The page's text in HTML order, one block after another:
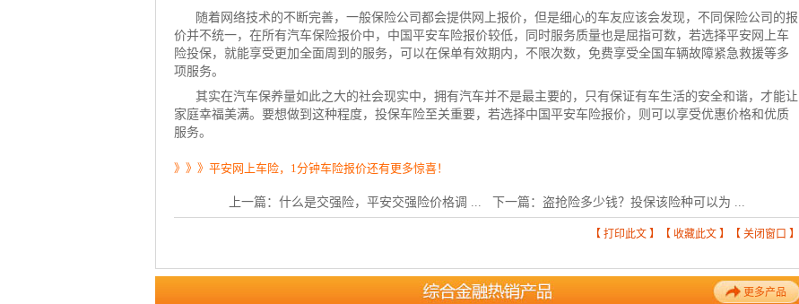
随着网络技术的不断完善，一般保险公司都会提供网上报价，但是细心的车友应该会发现，不同保险公司的报
价并不统一，在所有汽车保险报价中，中国平安车险报价较低，同时服务质量也是屈指可数，若选择平安网上车
险投保，就能享受更加全面周到的服务，可以在保单有效期内，不限次数，免费享受全国车辆故障紧急救援等多
项服务。
其实在汽车保养量如此之大的社会现实中，拥有汽车并不是最主要的，只有保证有车生活的安全和谐，才能让
家庭幸福美满。要想做到这种程度，投保车险至关重要，若选择中国平安车险报价，则可以享受优惠价格和优质
服务。
》》》平安网上车险，1分钟车险报价还有更多惊喜！
上一篇： 什么是交强险，平安交强险价格调 ... 下一篇： 盗抢险多少钱？投保该险种可以为 ...
【 打印此文 】【 收藏此文 】【 关闭窗口 】